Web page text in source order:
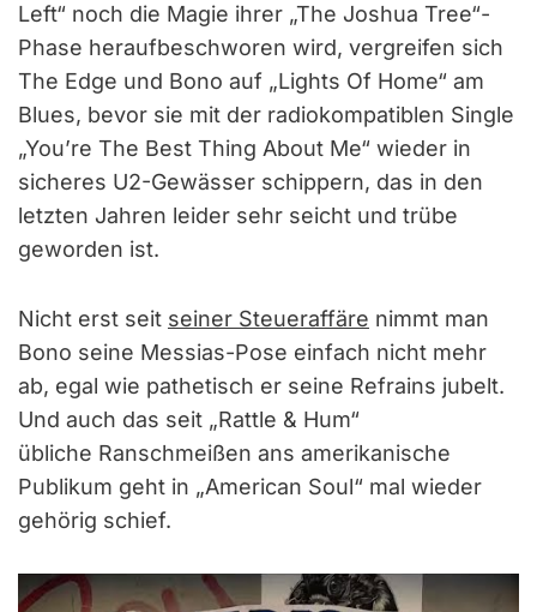
Left“ noch die Magie ihrer „The Joshua Tree“-
Phase heraufbeschworen wird, vergreifen sich
The Edge und Bono auf „Lights Of Home“ am
Blues, bevor sie mit der radiokompatiblen Single
„You’re The Best Thing About Me“ wieder in
sicheres U2-Gewässer schippern, das in den
letzten Jahren leider sehr seicht und trübe
geworden ist.
Nicht erst seit seiner Steueraffäre nimmt man
Bono seine Messias-Pose einfach nicht mehr
ab, egal wie pathetisch er seine Refrains jubelt.
Und auch das seit „Rattle & Hum“
übliche Ranschmeißen ans amerikanische
Publikum geht in „American Soul“ mal wieder
gehörig schief.